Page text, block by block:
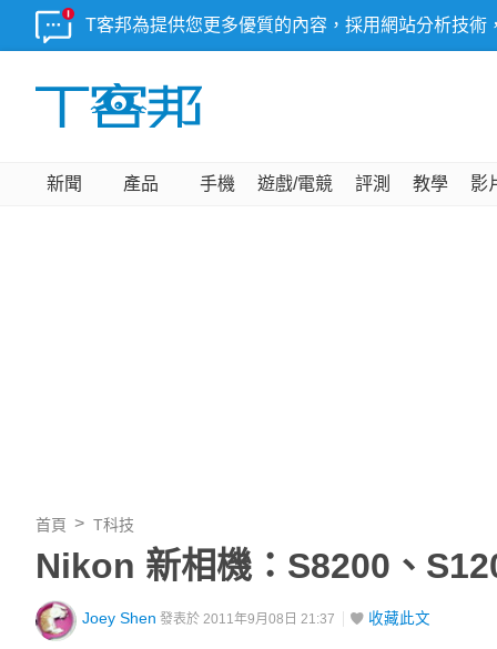
T客邦為提供您更多優質的內容，採用網站分析技
新聞 產品 手機 遊戲/電競 評測 教學 影
首頁 T科技
Nikon 新相機：S8200、
Joey Shen 發表於 2011年9月08日 21:37 收藏此文